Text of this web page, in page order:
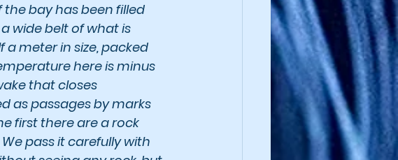
bay has been filled
wide belt of what is
a meter in size, packed
here is minus
that closes
as passages by marks
first there are a rock
pass it carefully with